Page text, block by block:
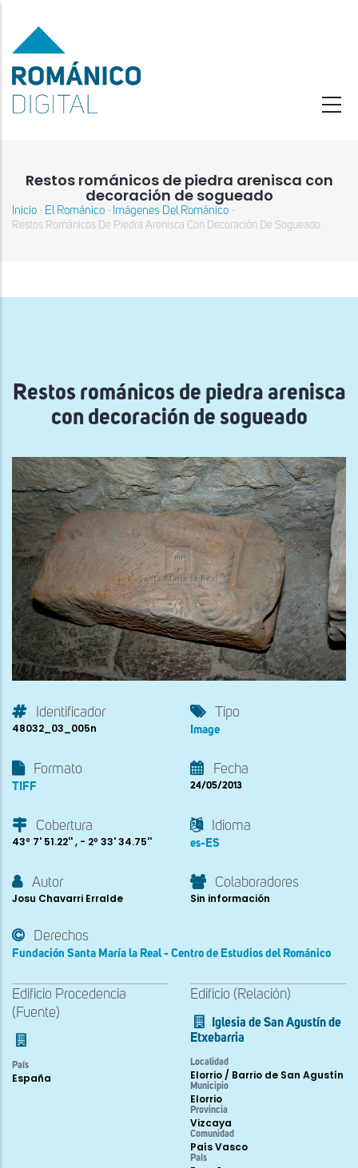
contenido
principal
Restos románicos de piedra arenisca con
decoración de sogueado
Sobrescribir
ayuda
Inicio - El Románico - Imágenes Del Románico -
Restos Románicos De Piedra Arenisca Con Decoración De Sogueado
Restos románicos de piedra arenisca
con decoración de sogueado
Identificador
48032_03_005n
Tipo
Image
Formato
TIFF
Fecha
24/05/2013
Cobertura
43º 7' 51.22'' , - 2º 33' 34.75''
Idioma
es-ES
Autor
Josu Chavarri Erralde
Colaboradores
Sin información
Derechos
Fundación Santa María la Real - Centro de Estudios del Románico
Edificio Procedencia
(Fuente)
País
España
Edificio (Relación)
Iglesia de San Agustín de
Etxebarria
Localidad
Elorrio / Barrio de San Agustín
Municipio
Elorrio
Provincia
Vizcaya
Comunidad
País Vasco
País